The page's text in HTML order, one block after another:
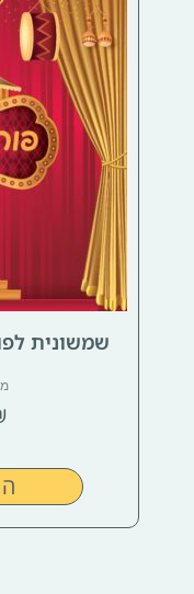
שמשונית